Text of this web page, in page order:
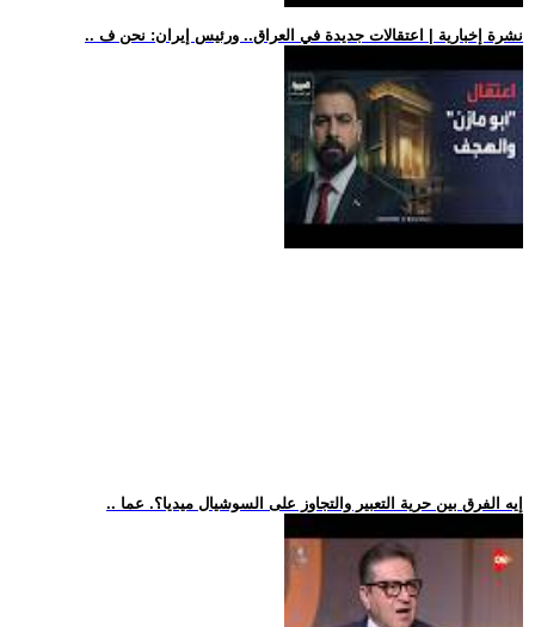
.. نشرة إخبارية | اعتقالات جديدة في العراق.. ورئيس إيران: نحن ف
.. إيه الفرق بين حرية التعبير والتجاوز على السوشيال ميديا؟. عما